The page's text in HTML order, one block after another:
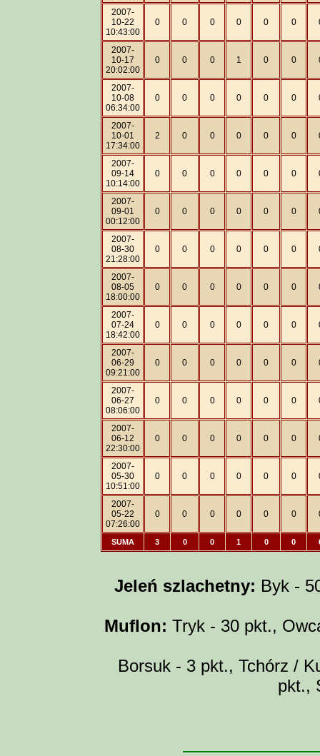
2007-
10-22
10:43:00
0 0 0 0 0 0
2007-
10-17
20:02:00
0 0 0 1 0 0
2007-
10-08
06:34:00
0 0 0 0 0 0
2007-
10-01
17:34:00
2 0 0 0 0 0
2007-
09-14
10:14:00
0 0 0 0 0 0
2007-
09-01
00:12:00
0 0 0 0 0 0
2007-
08-30
21:28:00
0 0 0 0 0 0
2007-
08-05
18:00:00
0 0 0 0 0 0
2007-
07-24
18:42:00
0 0 0 0 0 0
2007-
06-29
09:21:00
0 0 0 0 0 0
2007-
06-27
08:06:00
0 0 0 0 0 0
2007-
06-12
22:30:00
0 0 0 0 0 0
2007-
05-30
10:51:00
0 0 0 0 0 0
2007-
05-22
07:26:00
0 0 0 0 0 0
SUMA 3 0 0 1 0 0
Jeleń szlachetny: Byk -
Muflon: Tryk - 30 pkt.,
Borsuk - 3 pkt., Tchórz /
pkt.,